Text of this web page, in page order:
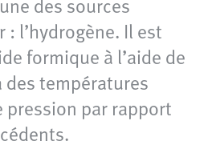
: l’hydrogène. Il est
formique à l’aide de
des températures
pression par rapport